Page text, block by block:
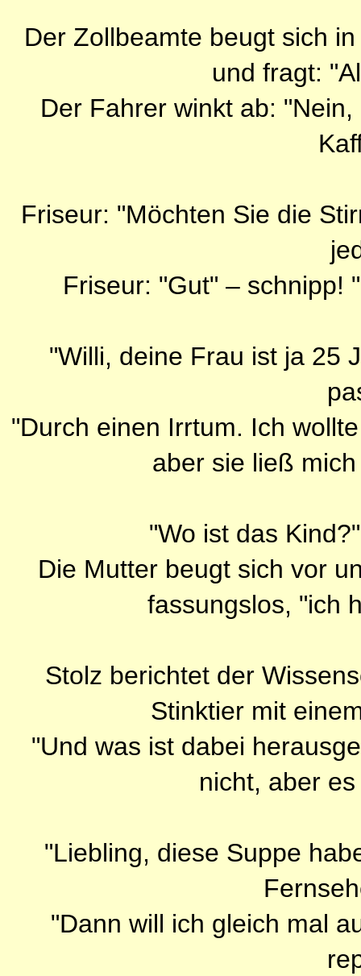
Der Zollbeamte beugt sich
und fragt:
Der Fahrer winkt ab:
Friseur: "Möchten Sie die
Friseur: "Gut" – schnipp!
"Willi, deine Frau ist ja 25
"Durch einen Irrtum. Ich
aber sie ließ
"Wo ist das
Die Mutter beugt sich vor
fassungslos, "ich
Stolz berichtet der
Stinktier mit
"Und was ist dabei
nicht, aber
"Liebling, diese Suppe
"Dann will ich gleich mal